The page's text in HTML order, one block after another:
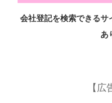
会社登記を検索できるサ
あ